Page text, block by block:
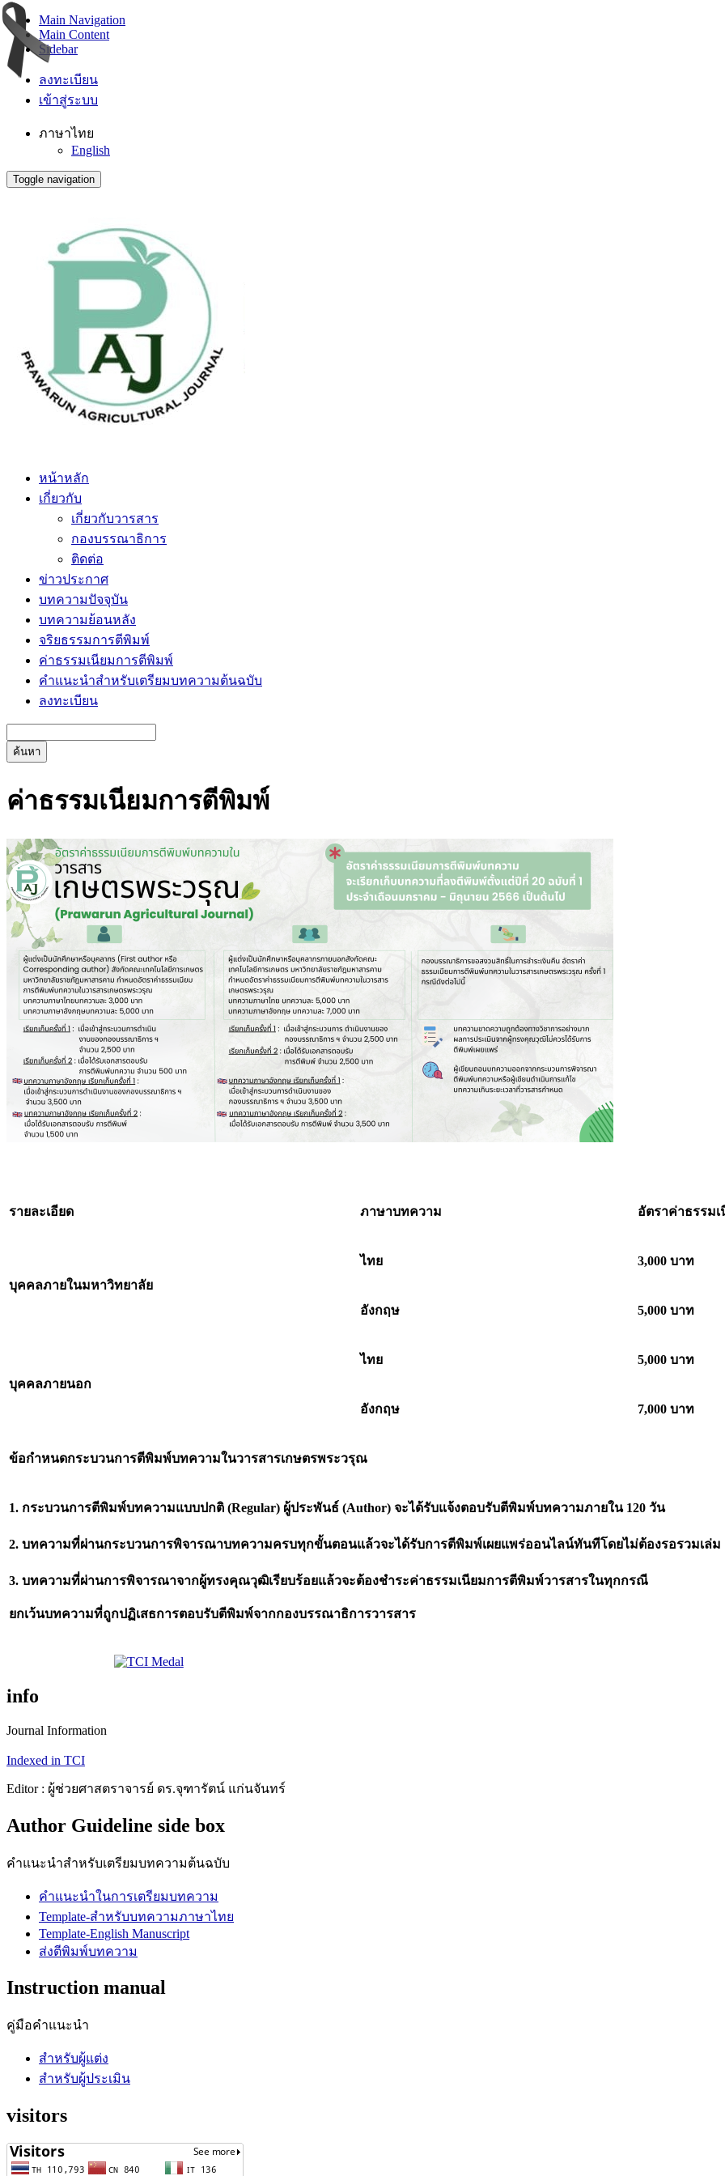
Main Navigation
Main Content
Sidebar
ลงทะเบียน
เข้าสู่ระบบ
ภาษาไทย
English
Toggle navigation
หน้าหลัก
เกี่ยวกับ
เกี่ยวกับวารสาร
กองบรรณาธิการ
ติดต่อ
ข่าวประกาศ
บทความปัจจุบัน
บทความย้อนหลัง
จริยธรรมการตีพิมพ์
ค่าธรรมเนียมการตีพิมพ์
คำแนะนำสำหรับเตรียมบทความต้นฉบับ
ลงทะเบียน
ค้นหา
ค่าธรรมเนียมการตีพิมพ์
รายละเอียด ภาษาบทความ อัตราค่าธรรมเ
บุคคลภายในมหาวิทยาลัย
ไทย 3,000 บาท
อังกฤษ 5,000 บาท
บุคคลภายนอก
ไทย 5,000 บาท
อังกฤษ 7,000 บาท
ข้อกำหนดกระบวนการตีพิมพ์บทความในวารสารเกษตรพระวรุณ
1. กระบวนการตีพิมพ์บทความแบบปกติ (Regular) ผู้ประพันธ์ (Author) จะได้รับแจ้งตอบรับตีพิมพ์บทความภายใน 120 วัน
2. บทความที่ผ่านกระบวนการพิจารณาบทความครบทุกขั้นตอนแล้วจะได้รับการตีพิมพ์เผยแพร่ออนไลน์ทันทีโดยไม่ต้องรอรวมเล่ม
3. บทความที่ผ่านการพิจารณาจากผู้ทรงคุณวุฒิเรียบร้อยแล้วจะต้องชำระค่าธรรมเนียมการตีพิมพ์วารสารในทุกกรณี
ยกเว้นบทความที่ถูกปฏิเสธการตอบรับตีพิมพ์จากกองบรรณาธิการวารสาร
info
Journal Information
Indexed in TCI
Editor : ผู้ช่วยศาสตราจารย์ ดร.จุฑารัตน์ แก่นจันทร์
Author Guideline side box
คำแนะนำสำหรับเตรียมบทความต้นฉบับ
คำแนะนำในการเตรียมบทความ
Template-สำหรับบทความภาษาไทย
Template-English Manuscript
ส่งตีพิมพ์บทความ
Instruction manual
คู่มือคำแนะนำ
สำหรับผู้แต่ง
สำหรับผู้ประเมิน
visitors